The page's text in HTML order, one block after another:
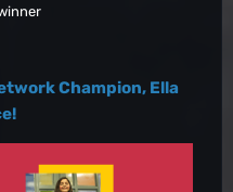
Champion, Ella